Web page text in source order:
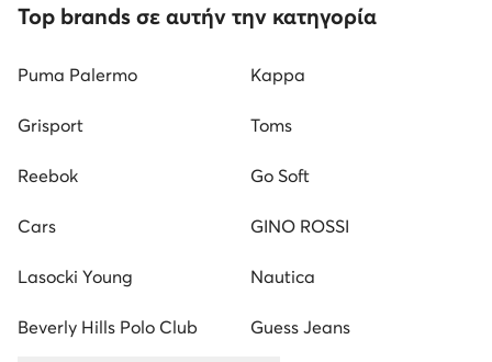
Top brands σε αυτήν την κατηγορία
Puma Palermo Kappa
Grisport Toms
Reebok Go Soft
Cars GINO ROSSI
Lasocki Young Nautica
Beverly Hills Polo Club Guess Jeans